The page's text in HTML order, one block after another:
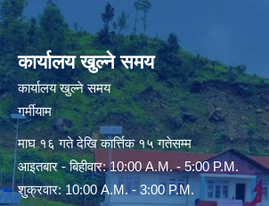
कार्यालय खुल्ने समय
कार्यालय खुल्ने समय
गर्मीयाम
माघ १६ गते देखि कार्त्तिक १५ गतेसम्म
आइतबार - बिहीवार: 10:00 A.M. - 5:00 P.M.
शुक्रवार: 10:00 A.M. - 3:00 P.M.